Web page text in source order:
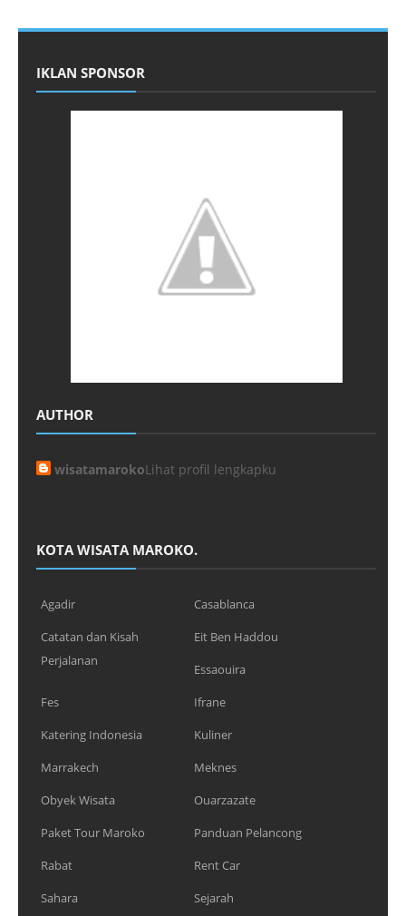
IKLAN SPONSOR
AUTHOR
wisatamarokoLihat profil lengkapku
KOTA WISATA MAROKO.
Agadir
Casablanca
Catatan dan Kisah
Perjalanan
Eit Ben Haddou
Essaouira
Fes
Ifrane
Katering Indonesia
Kuliner
Marrakech
Meknes
Obyek Wisata
Ouarzazate
Paket Tour Maroko
Panduan Pelancong
Rabat
Rent Car
Sahara
Sejarah